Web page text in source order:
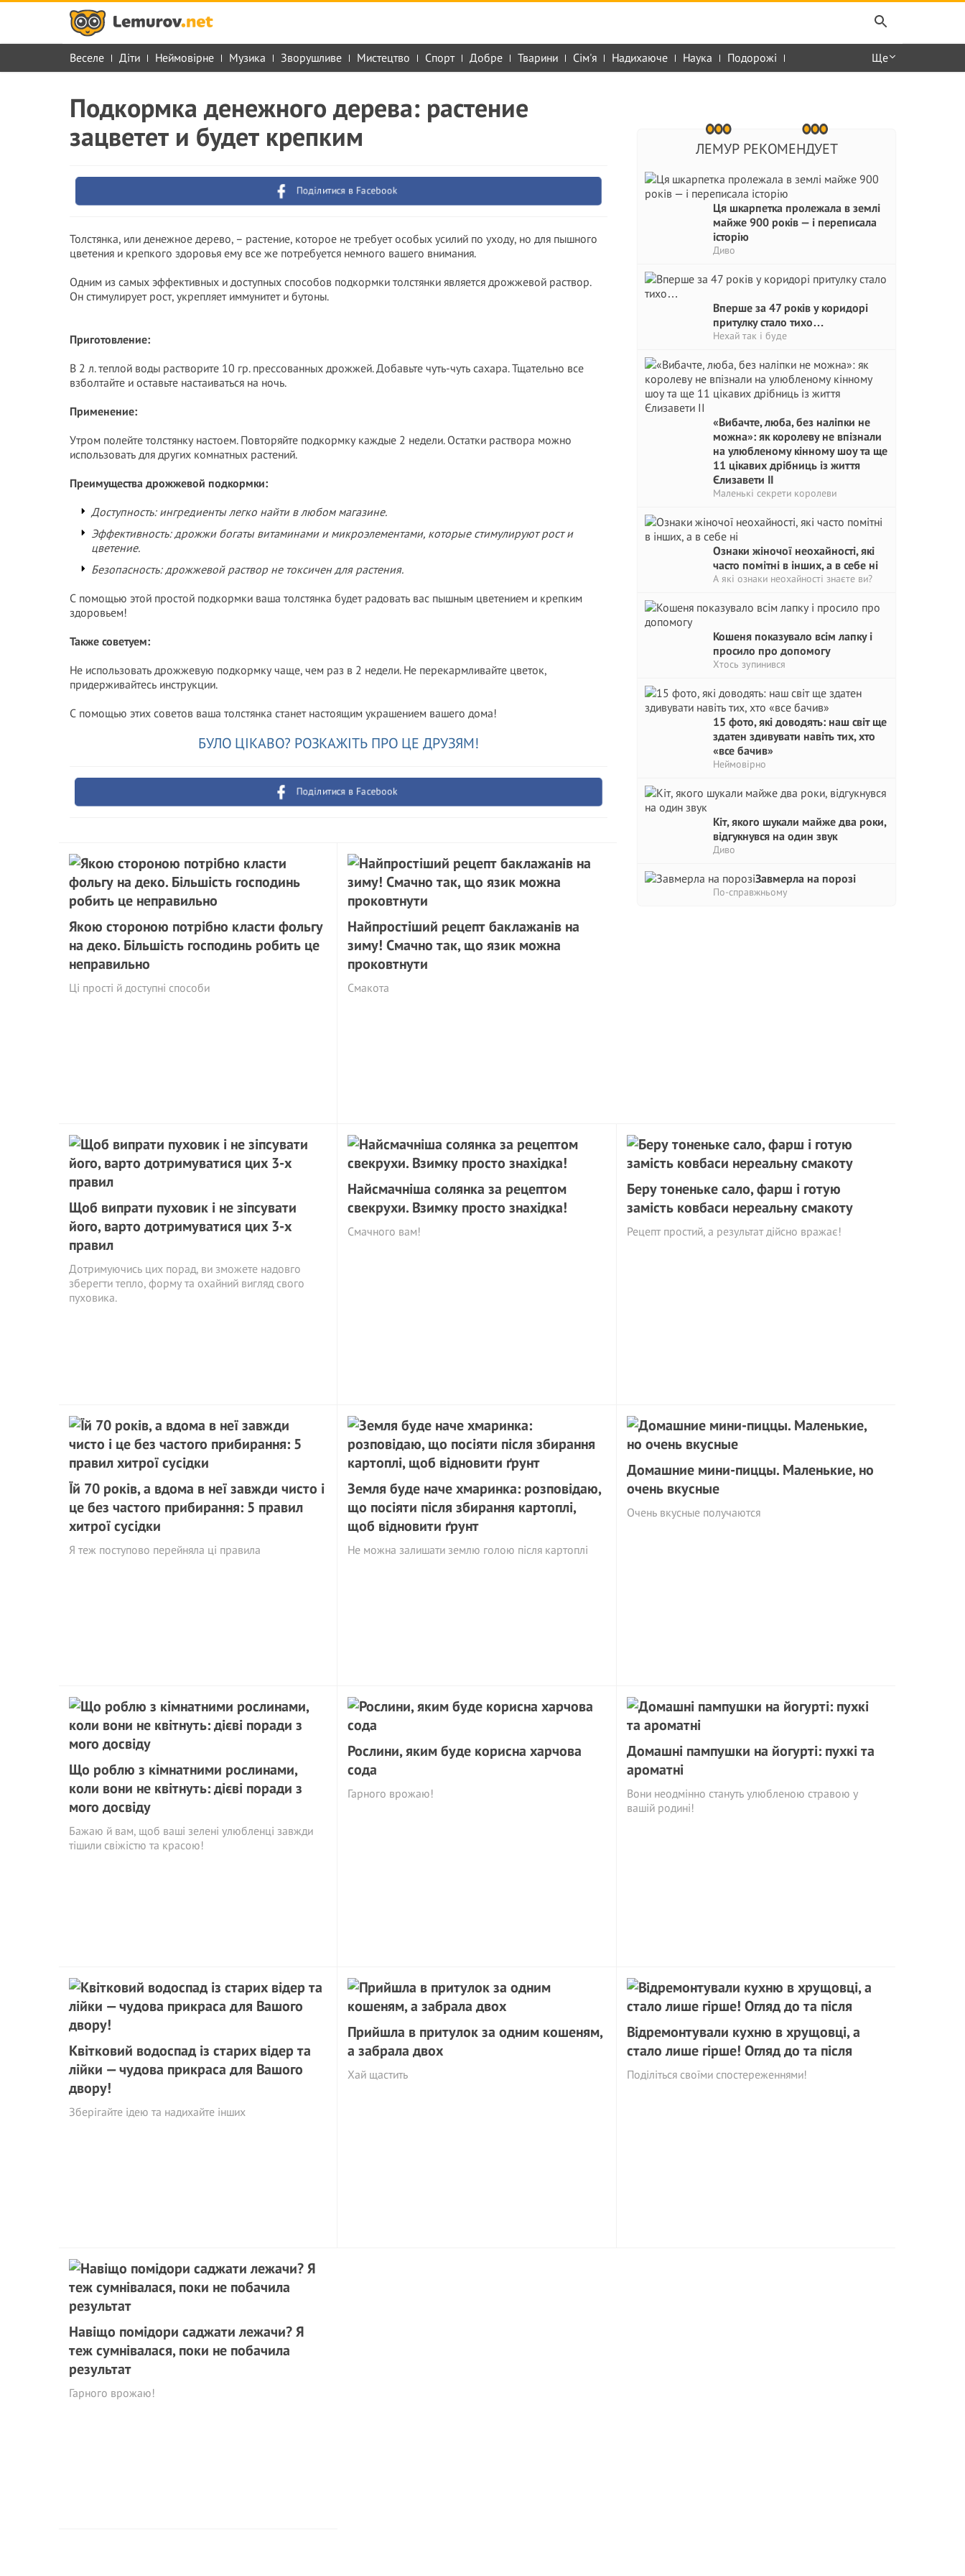
Веселе Діти Неймовірне Музика Зворушливе Мистецтво Спорт Добре Тварини Сім'я Надихаюче Наука Подорожі Ще
ЛЕМУР РЕКОМЕНДУЕТ
Ця шкарпетка пролежала в землі
майже 900 років — і переписала
історію
Диво
Вперше за 47 років у коридорі
притулку стало тихо…
Нехай так і буде
«Вибачте, люба, без наліпки не
можна»: як королеву не впізнали
на улюбленому кінному шоу та ще
11 цікавих дрібниць із життя
Єлизавети II
Маленькі секрети королеви
Ознаки жіночої неохайності, які
часто помітні в інших, а в себе ні
А які ознаки неохайності знаєте ви?
Кошеня показувало всім лапку і
просило про допомогу
Хтось зупинився
15 фото, які доводять: наш світ ще
здатен здивувати навіть тих, хто
«все бачив»
Неймовірно
Кіт, якого шукали майже два роки,
відгукнувся на один звук
Диво
Завмерла на порозі
По-справжньому
Подкормка денежного дерева: растение
зацветет и будет крепким
Поділитися в Facebook
Толстянка, или денежное дерево, – растение, которое не требует особых усилий по уходу, но для пышного
цветения и крепкого здоровья ему все же потребуется немного вашего внимания.
Одним из самых эффективных и доступных способов подкормки толстянки является дрожжевой раствор.
Он стимулирует рост, укрепляет иммунитет и бутоны.
Приготовление:
В 2 л. теплой воды растворите 10 гр. прессованных дрожжей. Добавьте чуть-чуть сахара. Тщательно все
взболтайте и оставьте настаиваться на ночь.
Применение:
Утром полейте толстянку настоем. Повторяйте подкормку каждые 2 недели. Остатки раствора можно
использовать для других комнатных растений.
Преимущества дрожжевой подкормки:
Доступность: ингредиенты легко найти в любом магазине.
Эффективность: дрожжи богаты витаминами и микроэлементами, которые стимулируют рост и
цветение.
Безопасность: дрожжевой раствор не токсичен для растения.
С помощью этой простой подкормки ваша толстянка будет радовать вас пышным цветением и крепким
здоровьем!
Также советуем:
Не использовать дрожжевую подкормку чаще, чем раз в 2 недели. Не перекармливайте цветок,
придерживайтесь инструкции.
С помощью этих советов ваша толстянка станет настоящим украшением вашего дома!
БУЛО ЦІКАВО? РОЗКАЖІТЬ ПРО ЦЕ ДРУЗЯМ!
Поділитися в Facebook
Якою стороною потрібно класти фольгу
на деко. Більшість господинь робить це
неправильно
Ці прості й доступні способи
Найпростіший рецепт баклажанів на
зиму! Смачно так, що язик можна
проковтнути
Смакота
Щоб випрати пуховик і не зіпсувати
його, варто дотримуватися цих 3-х
правил
Дотримуючись цих порад, ви зможете надовго
зберегти тепло, форму та охайний вигляд свого
пуховика.
Найсмачніша солянка за рецептом
свекрухи. Взимку просто знахідка!
Смачного вам!
Беру тоненьке сало, фарш і готую
замість ковбаси нереальну смакоту
Рецепт простий, а результат дійсно вражає!
Їй 70 років, а вдома в неї завжди чисто і
це без частого прибирання: 5 правил
хитрої сусідки
Я теж поступово перейняла ці правила
Земля буде наче хмаринка: розповідаю,
що посіяти після збирання картоплі,
щоб відновити ґрунт
Не можна залишати землю голою після картоплі
Домашние мини-пиццы. Маленькие, но
очень вкусные
Очень вкусные получаются
Що роблю з кімнатними рослинами,
коли вони не квітнуть: дієві поради з
мого досвіду
Бажаю й вам, щоб ваші зелені улюбленці завжди
тішили свіжістю та красою!
Рослини, яким буде корисна харчова
сода
Гарного врожаю!
Домашні пампушки на йогурті: пухкі та
ароматні
Вони неодмінно стануть улюбленою стравою у
вашій родині!
Квітковий водоспад із старих відер та
лійки — чудова прикраса для Вашого
двору!
Збеpігайтe ідею та надихайте інших
Прийшла в притулок за одним кошеням,
а забрала двох
Хай щастить
Відремонтували кухню в хрущовці, а
стало лише гірше! Огляд до та після
Поділіться своїми спостереженнями!
Навіщо помідори саджати лежачи? Я
теж сумнівалася, поки не побачила
результат
Гарного врожаю!